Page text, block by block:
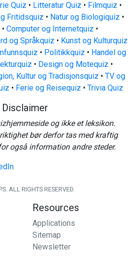
Quiz • Litteratur Quiz • Filmquiz •
Fritidsquiz • Natur og Biologiquiz •
• Computer og Internetquiz •
og Språkquiz • Kunst og Kulturquiz
• Politikkquiz • Handel og
• Design og Motequiz •
Kultur og Tradisjonsquiz • TV og
• Ferie og Reisequiz • Trivia Quiz
Disclaimer
og ikke et leksikon.
bør derfor tas med kraftig
også information andre steder.
ALL RIGHTS RESERVED.
Resources
Applications
Sitemap
Newsletter